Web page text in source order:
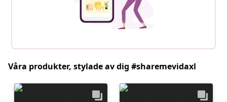
Våra produkter, stylade av dig #sharemevidaxl